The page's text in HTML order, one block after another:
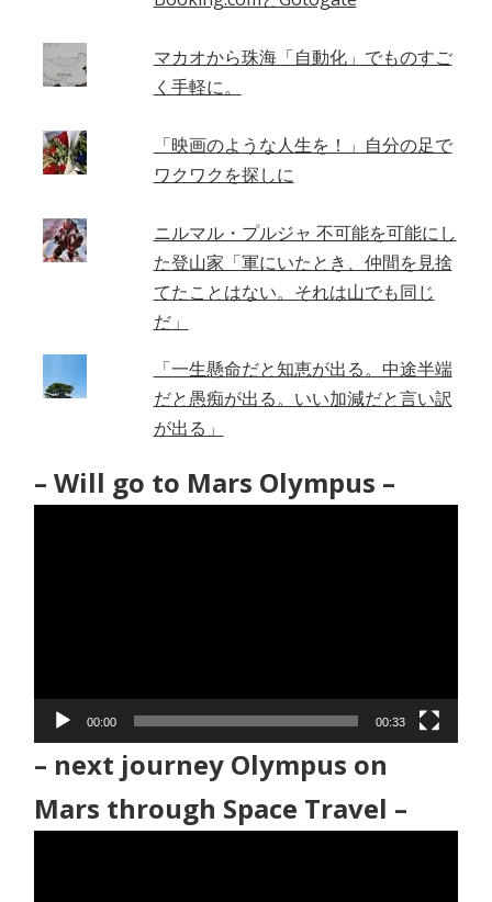
マカオから珠海「自動化」でものすご
く手軽に。
「映画のような人生を！」自分の足で
ワクワクを探しに
ニルマル・プルジャ 不可能を可能にし
た登山家「軍にいたとき、仲間を見捨
てたことはない。それは山でも同じ
だ」
「一生懸命だと知恵が出る。中途半端
だと愚痴が出る。いい加減だと言い訳
が出る」
– Will go to Mars Olympus –
ー
00:00 00:33
– next journey Olympus on
Mars through Space Travel –